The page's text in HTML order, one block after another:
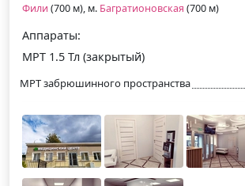
Фили (700 м), м. Багратионовская (700 м)
Аппараты:
МРТ 1.5 Тл (закрытый)
МРТ забрюшинного пространства